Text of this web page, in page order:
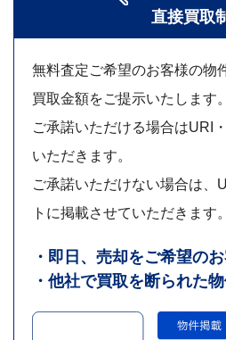
直接買取
無料査定ご希望のお客様の物
買取金額をご提示いたします。
ご承諾いただける場合はURI
いただきます。
ご承諾いただけない場合は、
トに掲載させていただきます。
・即日、売却をご希望の
・他社で買取を断られた